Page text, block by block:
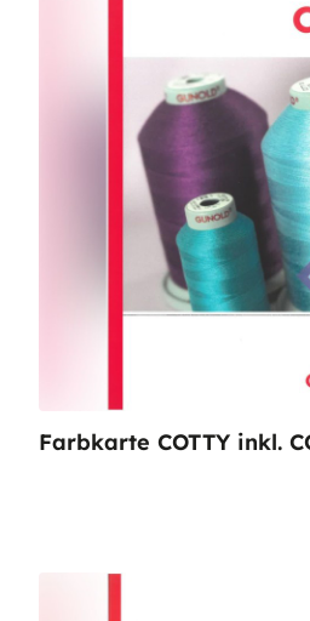
Farbkarte COTTY inkl.